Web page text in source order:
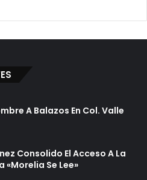
A Balazos En Col. Valle
Consolido El Acceso A La
«Morelia Se Lee»